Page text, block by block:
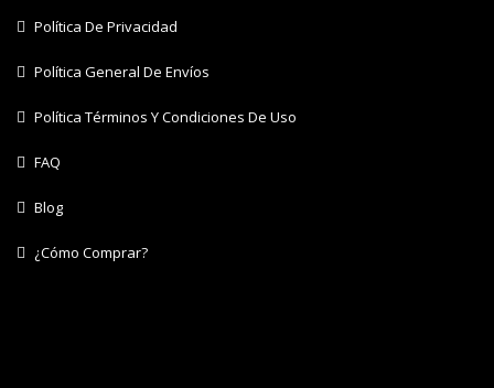
Política De Privacidad
Política General De Envíos
Política Términos Y Condiciones De Uso
FAQ
Blog
¿Cómo Comprar?